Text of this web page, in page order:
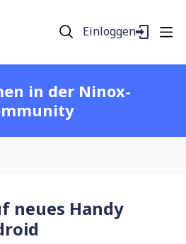
Einloggen
in der Ninox-
neues Handy